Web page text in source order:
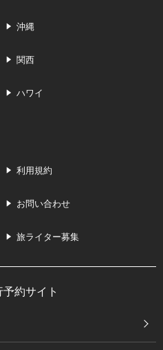
沖縄
関西
ハワイ
利用規約
お問い合わせ
旅ライター募集
予約サイト